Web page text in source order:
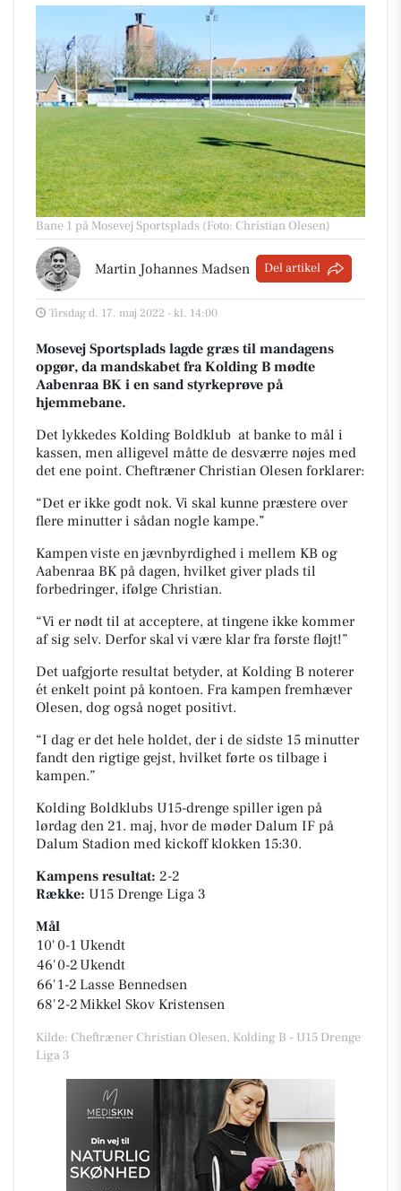
Bane 1 på Mosevej Sportsplads (Foto: Christian Olesen)
Martin Johannes Madsen Del artikel
Tirsdag d. 17. maj 2022 - kl. 14:00
Mosevej Sportsplads lagde græs til mandagens
opgør, da mandskabet fra Kolding B mødte
Aabenraa BK i en sand styrkeprøve på
hjemmebane.
Det lykkedes Kolding Boldklub at banke to mål i
kassen, men alligevel måtte de desværre nøjes med
det ene point. Cheftræner Christian Olesen forklarer:
“Det er ikke godt nok. Vi skal kunne præstere over
flere minutter i sådan nogle kampe.”
Kampen viste en jævnbyrdighed i mellem KB og
Aabenraa BK på dagen, hvilket giver plads til
forbedringer, ifølge Christian.
“Vi er nødt til at acceptere, at tingene ikke kommer
af sig selv. Derfor skal vi være klar fra første fløjt!”
Det uafgjorte resultat betyder, at Kolding B noterer
ét enkelt point på kontoen. Fra kampen fremhæver
Olesen, dog også noget positivt.
“I dag er det hele holdet, der i de sidste 15 minutter
fandt den rigtige gejst, hvilket førte os tilbage i
kampen.”
Kolding Boldklubs U15-drenge spiller igen på
lørdag den 21. maj, hvor de møder Dalum IF på
Dalum Stadion med kickoff klokken 15:30.
Kampens resultat: 2-2
Række: U15 Drenge Liga 3
Mål
10'0-1 Ukendt
46'0-2Ukendt
66'1-2 Lasse Bennedsen
68'2-2Mikkel Skov Kristensen
Kilde: Cheftræner Christian Olesen, Kolding B - U15 Drenge
Liga 3